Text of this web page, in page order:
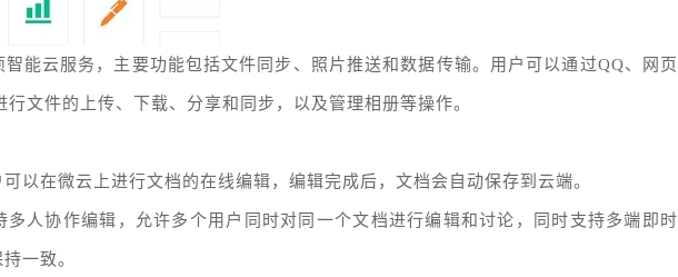
能云服务，主要功能包括文件同步、照片推送和数据传输。用户可以通过QQ、网页
文件的上传、下载、分享和同步，以及管理相册等操作。
以在微云上进行文档的在线编辑，编辑完成后，文档会自动保存到云端。
多人协作编辑，允许多个用户同时对同一个文档进行编辑和讨论，同时支持多端即时
一致。